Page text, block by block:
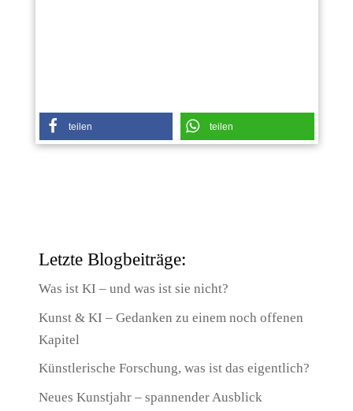
teilen teilen
Letzte Blogbeiträge:
Was ist KI – und was ist sie nicht?
Kunst & KI – Gedanken zu einem noch offenen
Kapitel
Künstlerische Forschung, was ist das eigentlich?
Neues Kunstjahr – spannender Ausblick